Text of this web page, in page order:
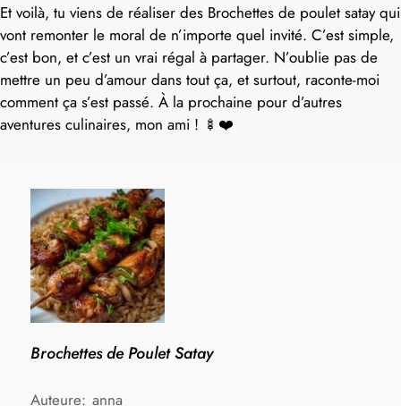
Et voilà, tu viens de réaliser des Brochettes de poulet satay qui
vont remonter le moral de n’importe quel invité. C’est simple,
c’est bon, et c’est un vrai régal à partager. N’oublie pas de
mettre un peu d’amour dans tout ça, et surtout, raconte-moi
comment ça s’est passé. À la prochaine pour d’autres
aventures culinaires, mon ami ! 🍢❤️
Brochettes de Poulet Satay
Auteure: anna